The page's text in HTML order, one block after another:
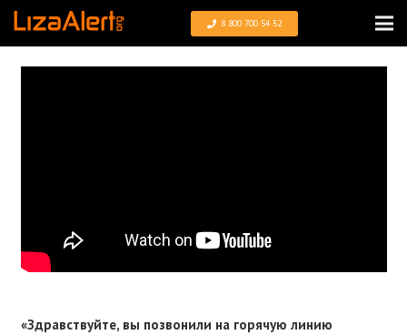
8 800 700 54 52
«Здравствуйте, вы позвонили на горячую линию